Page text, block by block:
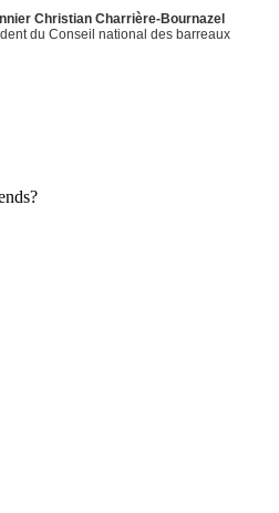
Christian Charrière-Bournazel
du Conseil national des barreaux